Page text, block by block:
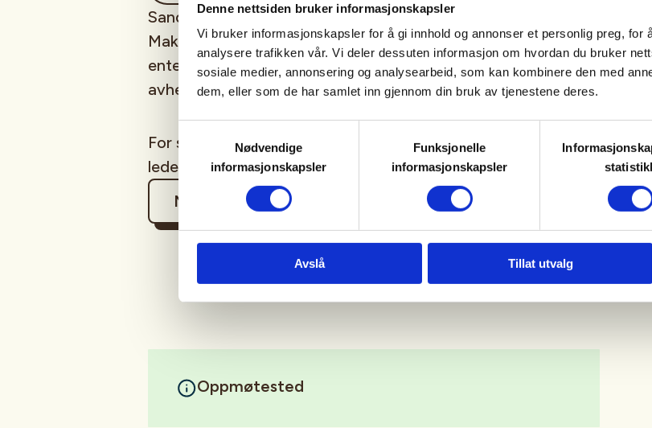
Denne nettsiden bruker informasjonskapsler
Vi bruker informasjonskapsler for å gi innhold og annonser et personlig preg, for
analysere trafikken vår. Vi deler dessuten informasjon om hvordan du bruker
sosiale medier, annonsering og analysearbeid, som kan kombinere den med
dem, eller som de har samlet inn gjennom din bruk av tjenestene deres.
Nødvendige
informasjonskapsler
Funksjonelle
informasjonskapsler
Avslå Tillat utvalg
Sandefjord JFF arrangerer introjakt sjøfugljakt i høst 2026.
Maks antall deltagere er ikke helt satt. Det betyr at det kan
enten bli mindre maks antall deltakere eller økning av dette -
avhengig av hvor mange skyteinstruktører som er med oss.
For spørsmål angående aktiviteten, vennligst ta kontakt med
leder i jaktutvalget for Sandefjord JFF. Viggo Aleksandersen.
Mer informasjon
Oppmøtested